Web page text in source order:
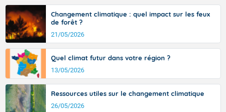
Changement climatique : quel impact sur les feux
de forêt ?
21/05/2026
Quel climat futur dans votre région ?
13/05/2026
Ressources utiles sur le changement climatique
26/05/2026